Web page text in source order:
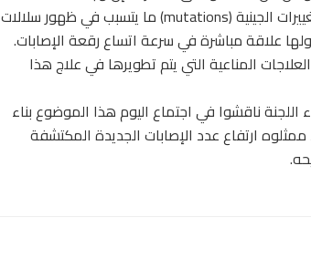
وأوضح أن كوفيد 19 كغيره من الفيروسات سريعة الانتشار، تدخل عليها بعض التغييرات الجينية (mutations) ما يتسبب في ظهور سلالات
علاقة مباشرة في سرعة اتساع رقعة الإصابات.
المناعية التي يتم تطويرها في علاج هذا
ناقشوا في اجتماع اليوم هذا الموضوع بناء
ارتفاع عدد الإصابات الجديدة المكتشفة